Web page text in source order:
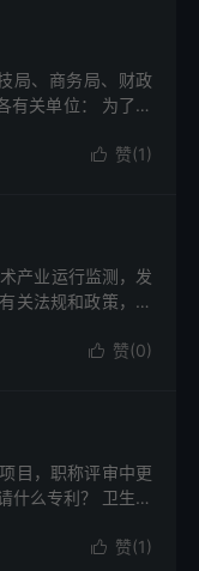
局、商务局、财政
有关单位： 为了进
 赞(1)
产业运行监测，发
关法规和政策，结
 赞(0)
目，职称评审中更
什么专利？ 卫生系
 赞(1)